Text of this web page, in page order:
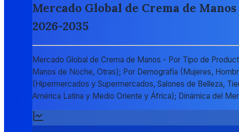
Mercado Global de Crema de
2026-2035
Mercado Global de Crema de Manos - Por Tipo de
Manos de Noche, Otras); Por Demografía (Mujeres,
(Hipermercados y Supermercados, Salones de Belleza,
América Latina y Medio Oriente y África); Dinámica del